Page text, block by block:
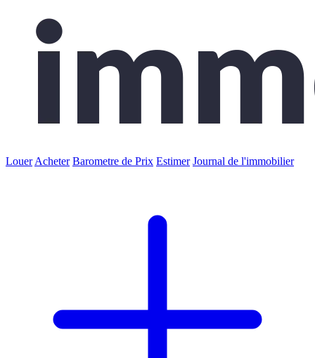
Louer Acheter Barometre de Prix Estimer Journal de l'immobilier